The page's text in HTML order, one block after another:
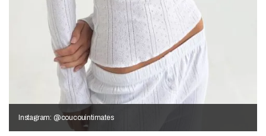
Instagram: @coucouintimates